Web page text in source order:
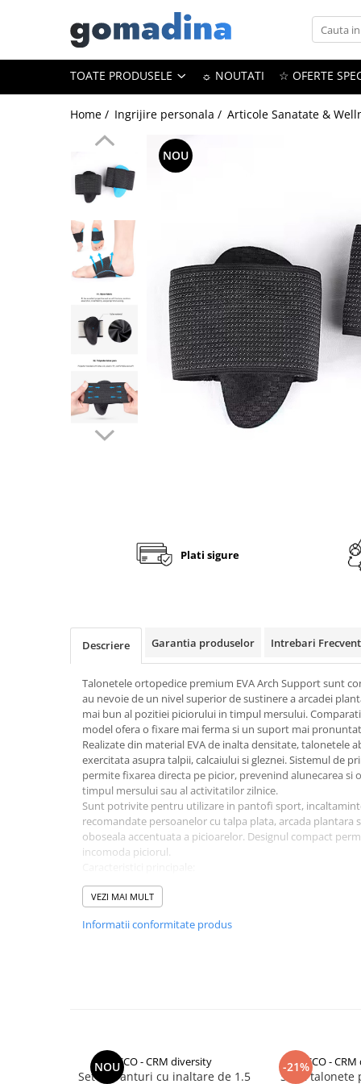
Toate Produsele
Trackere GPS
Ingrijire personala
Aparate & Accesorii ingrijire
Articole Sanatate & Wellness
Cosmetice & Produse ingrijire
Parfumuri cu feromoni
Periute dinti
Produse albire si curatare dinti
Accesorii pentru cap si par
Accesorii vestimentare
TV, Audio-Video & Foto
PC, Periferice & Accesorii IT
Componente PC & Software
Baterii externe
Boxe portabile, cu bluetooth
Cabluri de incarcare
Casti & Audio portabile
Stick-uri memorie USB
Accesorii diverse
TOATE PRODUSELE ☼ NOUTATI ☆ OFERTE
Home / Ingrijire personala / Articole Sanatate &
NOU
Plati sigure
Descriere Garantia produselor Intrebari
Talonetele ortopedice premium EVA Arch Support sunt
au nevoie de un nivel superior de sustinere a arcadei
mai bun al pozitiei piciorului in timpul mersului.
model ofera o fixare mai ferma si un suport mai
Realizate din material EVA de inalta densitate, talonetele
exercitata asupra talpii, calcaiului si gleznei. Sistemul de
permite fixarea directa pe picior, prevenind alunecarea si
timpul mersului sau al activitatilor zilnice.
Sunt potrivite pentru utilizare in pantofi sport,
recomandate persoanelor cu talpa plata, arcada plantara
oboseala accentuata a picioarelor. Designul compact
incomoda piciorul.
suport premium pentru arcada plantara
material EVA durabil si confortabil
reduce presiunea si disconfortul la mers
VEZI MAI MULT
Informatii conformitate produs
NOUCCO - CRM diversity
Set 2 Branturi cu inaltare de 1.5
-21%CCO -
Set 2 talonete